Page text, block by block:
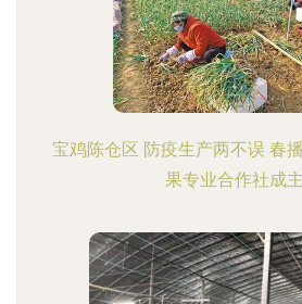
宝鸡陈仓区 防疫生产两不误 春
果专业合作社成